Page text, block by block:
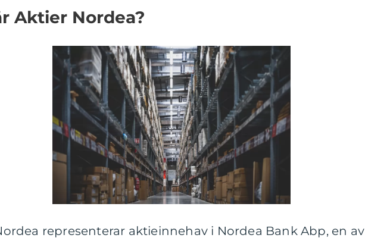
Aktier Nordea?
representerar aktieinnehav i Nordea Bank Abp, en av